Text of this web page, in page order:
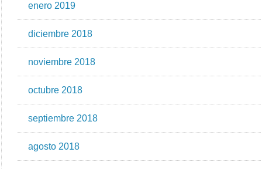
enero 2019
diciembre 2018
noviembre 2018
octubre 2018
septiembre 2018
agosto 2018